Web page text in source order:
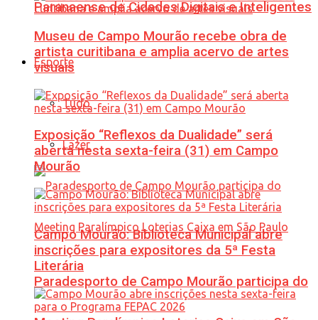
Paranaense de Cidades Digitais e Inteligentes
Esporte
Tudo
Lazer
Paradesporto de Campo Mourão participa do
Museu de Campo Mourão recebe obra de
artista curitibana e amplia acervo de artes
visuais
Exposição “Reflexos da Dualidade” será
aberta nesta sexta-feira (31) em Campo
Mourão
Campo Mourão: Biblioteca Municipal abre
inscrições para expositores da 5ª Festa
Literária